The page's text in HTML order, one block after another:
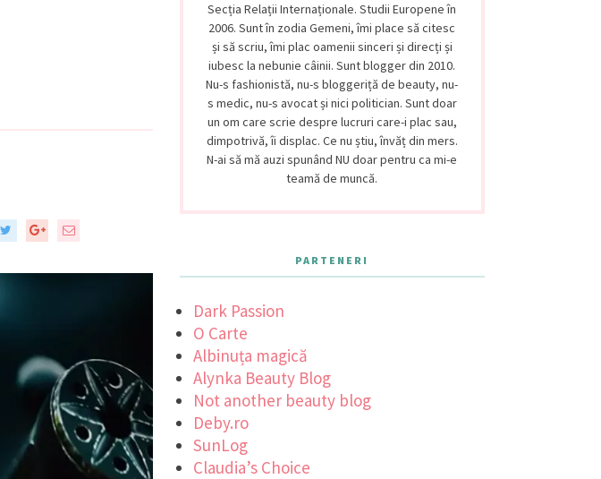
Secția Relații Internaționale. Studii Europene în
2006. Sunt în zodia Gemeni, îmi place să citesc
și să scriu, îmi plac oamenii sinceri și direcți și
iubesc la nebunie câinii. Sunt blogger din 2010.
Nu-s fashionistă, nu-s bloggeriță de beauty, nu-
s medic, nu-s avocat și nici politician. Sunt doar
un om care scrie despre lucruri care-i plac sau,
dimpotrivă, îi displac. Ce nu știu, învăț din mers.
N-ai să mă auzi spunând NU doar pentru ca mi-e
teamă de muncă.
PARTENERI
Dark Passion
O Carte
Albinuța magică
Alynka Beauty Blog
Not another beauty blog
Deby.ro
SunLog
Claudia’s Choice